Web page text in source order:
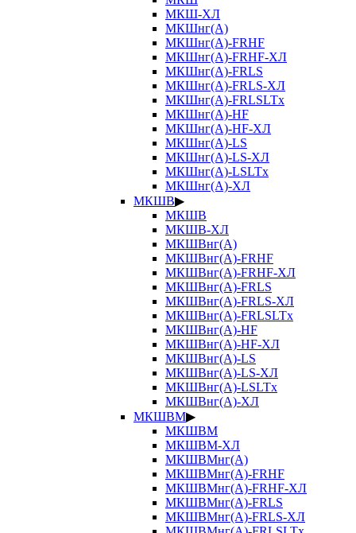
МКШ-ХЛ
МКШнг(А)
МКШнг(А)-FRHF
МКШнг(А)-FRHF-ХЛ
МКШнг(А)-FRLS
МКШнг(А)-FRLS-ХЛ
МКШнг(А)-FRLSLTx
МКШнг(А)-HF
МКШнг(А)-HF-ХЛ
МКШнг(А)-LS
МКШнг(А)-LS-ХЛ
МКШнг(А)-LSLTx
МКШнг(А)-ХЛ
МКШВ▶
МКШВ
МКШВ-ХЛ
МКШВнг(А)
МКШВнг(А)-FRHF
МКШВнг(А)-FRHF-ХЛ
МКШВнг(А)-FRLS
МКШВнг(А)-FRLS-ХЛ
МКШВнг(А)-FRLSLTx
МКШВнг(А)-HF
МКШВнг(А)-HF-ХЛ
МКШВнг(А)-LS
МКШВнг(А)-LS-ХЛ
МКШВнг(А)-LSLTx
МКШВнг(А)-ХЛ
МКШВМ▶
МКШВМ
МКШВМ-ХЛ
МКШВМнг(А)
МКШВМнг(А)-FRHF
МКШВМнг(А)-FRHF-ХЛ
МКШВМнг(А)-FRLS
МКШВМнг(А)-FRLS-ХЛ